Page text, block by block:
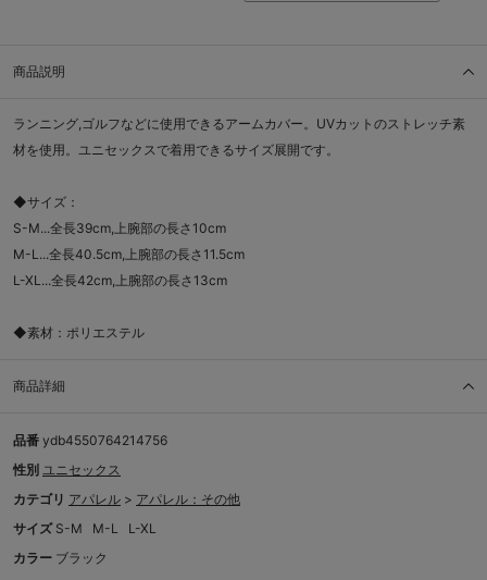
商品説明
ランニング,ゴルフなどに使用できるアームカバー。UVカットのストレッチ素
材を使用。ユニセックスで着用できるサイズ展開です。
◆サイズ：
S-M...全長39cm,上腕部の長さ10cm
M-L...全長40.5cm,上腕部の長さ11.5cm
L-XL...全長42cm,上腕部の長さ13cm
◆素材：ポリエステル
商品詳細
品番 ydb4550764214756
性別 ユニセックス
カテゴリ アパレル > アパレル：その他
サイズ S-M M-L
L-XL
カラー ブラック